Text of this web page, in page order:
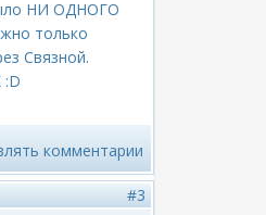
НИ ОДНОГО
только
Связной.
комментарии
#3